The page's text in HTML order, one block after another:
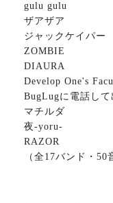
gulu gulu
ザアザア
ジャックケイパー
ZOMBIE
DIAURA
Develop One's
BugLugに電話し
マチルダ
夜-yoru-
RAZOR
（全17バンド・ 50